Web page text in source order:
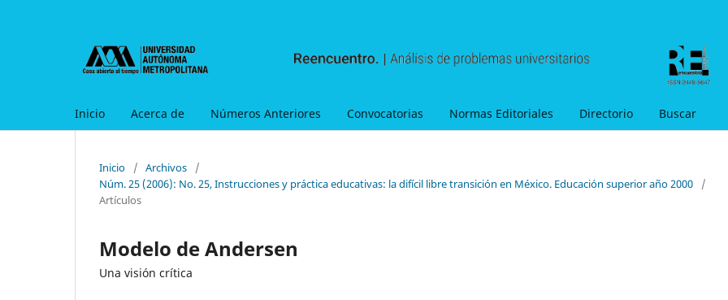
Inicio Acerca de Números Anteriores Convocatorias Normas Editoriales Directorio Buscar
Inicio / Archivos
/
Núm. 25 (2006): No. 25, Instrucciones y práctica educativas: la difícil libre transición en México. Educación superior año 2000
/
Artículos
Modelo de Andersen
Una visión crítica